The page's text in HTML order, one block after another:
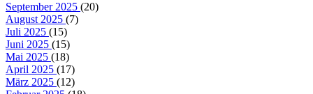
September 2025 (20)
August 2025 (7)
Juli 2025 (15)
Juni 2025 (15)
Mai 2025 (18)
April 2025 (17)
März 2025 (12)